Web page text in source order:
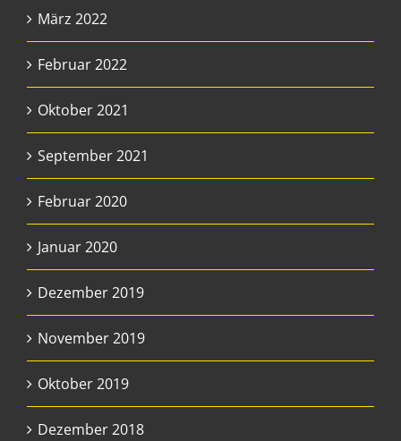
März 2022
Februar 2022
Oktober 2021
September 2021
Februar 2020
Januar 2020
Dezember 2019
November 2019
Oktober 2019
Dezember 2018